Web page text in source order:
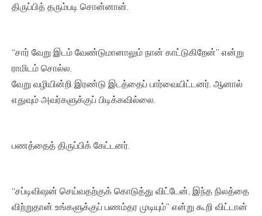
திருப்பித் தரும்படி சொன்னான்.
“சார் வேறு இடம் வேண்டுமானாலும் நான் காட்டுகிறேன்” என்று
ராமிடம் சொல்ல.
வேறு வழியின்றி இரண்டு இடத்தைப் பார்வையிட்டனர். ஆனால்
எதுவும் அவர்களுக்குப் பிடிக்கவில்லை.
பணத்தைத் திருப்பிக் கேட்டனர்.
“சப்டிவிஷன் செய்வதற்குக் கொடுத்து விட்டேன், இந்த நிலத்தை
விற்றுதான் உங்களுக்குப் பணம்தர முடியும்” என்று கூறி விட்டான்